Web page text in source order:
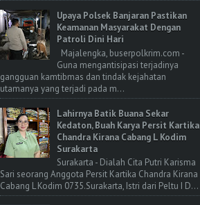
Upaya Polsek Banjaran Pastikan
Keamanan Masyarakat Dengan
Patroli Dini Hari
Majalengka, buserpolkrim.com -
Guna mengantisipasi terjadinya
gangguan kamtibmas dan tindak kejahatan
utamanya yang terjadi pada m...
Lahirnya Batik Buana Sekar
Kedaton, Buah Karya Persit Kartika
Chandra Kirana Cabang L Kodim
Surakarta
Surakarta - Dialah Cita Putri Karisma
Sari seorang Anggota Persit Kartika Chandra Kirana
Cabang L Kodim 0735.Surakarta, Istri dari Peltu I D...